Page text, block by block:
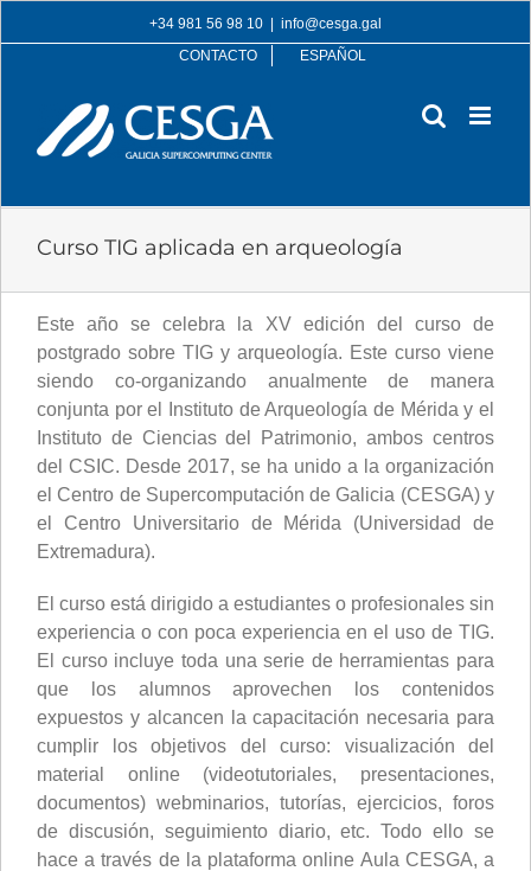
to
+34 981 56 98 10
info@cesga.gal
CONTACTO
ESPAÑOL
Curso TIG aplicada en arqueología
Este año se celebra la XV edición del curso de
postgrado sobre TIG y arqueología. Este curso viene
siendo co-organizando anualmente de manera
conjunta por el Instituto de Arqueología de Mérida y el
Instituto de Ciencias del Patrimonio, ambos centros
del CSIC. Desde 2017, se ha unido a la organización
el Centro de Supercomputación de Galicia (CESGA) y
el Centro Universitario de Mérida (Universidad de
Extremadura).
El curso está dirigido a estudiantes o profesionales sin
experiencia o con poca experiencia en el uso de TIG.
El curso incluye toda una serie de herramientas para
que los alumnos aprovechen los contenidos
expuestos y alcancen la capacitación necesaria para
cumplir los objetivos del curso: visualización del
material online (videotutoriales, presentaciones,
documentos) webminarios, tutorías, ejercicios, foros
de discusión, seguimiento diario, etc. Todo ello se
hace a través de la plataforma online Aula CESGA, a